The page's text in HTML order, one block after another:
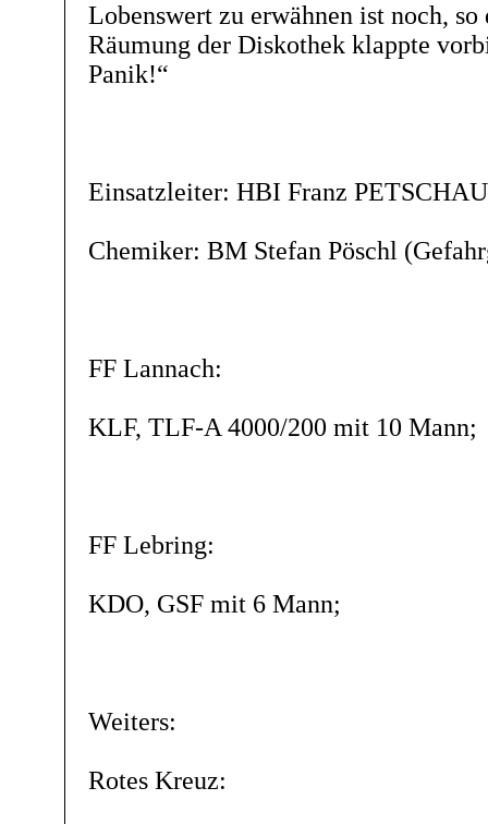
Lobenswert zu erwähnen ist noch,
Räumung der Diskothek klappte
Panik!“
Einsatzleiter: HBI Franz
Chemiker: BM Stefan Pöschl
FF Lannach:
KLF, TLF-A 4000/200 mit 10 Mann;
FF Lebring:
KDO, GSF mit 6 Mann;
Weiters:
Rotes Kreuz: